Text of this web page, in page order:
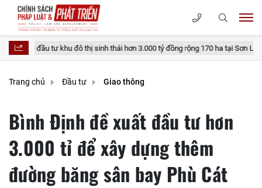
tư khu đô thị sinh thái hơn 3.000 tỷ đồng rộng 170 ha tại Sơn La Thủ
Trang chủ Đầu tư Giao thông
Bình Định đề xuất đầu tư hơn
3.000 tỉ để xây dựng thêm
đường băng sân bay Phù Cát